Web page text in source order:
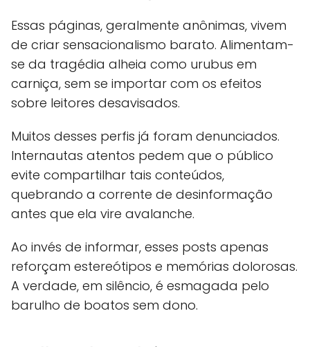
Essas páginas, geralmente anônimas, vivem
de criar sensacionalismo barato. Alimentam-
se da tragédia alheia como urubus em
carniça, sem se importar com os efeitos
sobre leitores desavisados.
Muitos desses perfis já foram denunciados.
Internautas atentos pedem que o público
evite compartilhar tais conteúdos,
quebrando a corrente de desinformação
antes que ela vire avalanche.
Ao invés de informar, esses posts apenas
reforçam estereótipos e memórias dolorosas.
A verdade, em silêncio, é esmagada pelo
barulho de boatos sem dono.